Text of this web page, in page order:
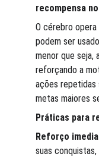
recompensa
O cérebro
podem ser
menor que seja,
reforçando a
ações repetidas
metas maiores
Práticas para
Reforço
suas